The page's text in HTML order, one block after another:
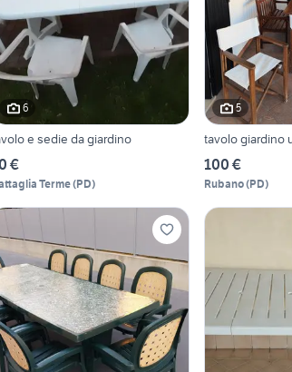
6
e sedie da giardino
€
Terme(PD)
5
tavolo giardino
100 €
Rubano(PD)